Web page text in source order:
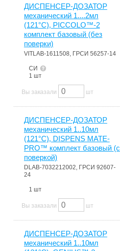
ДИСПЕНСЕР-ДОЗАТОР
механический 1....2мл
(121°С), PICCOLO™-2
комплект базовый (без
поверки)
VITLAB-1611508, ГРСИ 56257-14
СИ
1 шт
Вы заказали шт
ДИСПЕНСЕР-ДОЗАТОР
механический 1..10мл
(121°С), DISPENS MATE-
PRO™ комплект базовый (c
поверкой)
DLAB-7032212002, ГРСИ 92607-
24
1 шт
Вы заказали шт
ДИСПЕНСЕР-ДОЗАТОР
механический 1..10мл